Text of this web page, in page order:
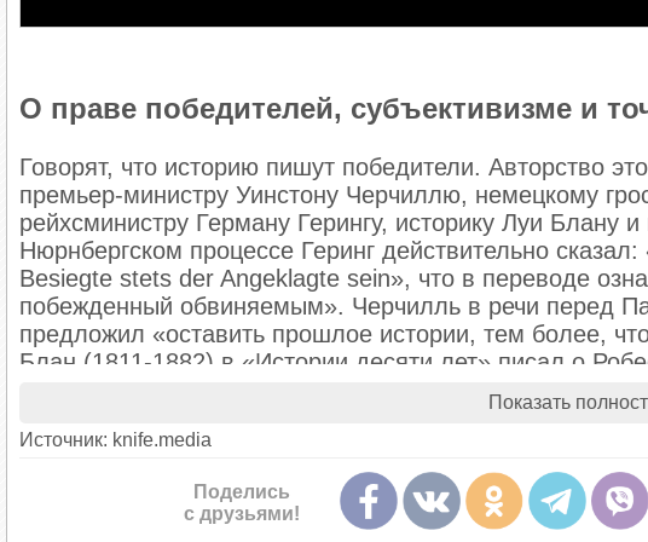
О праве победителей, субъективизме и
Говорят, что историю пишут победители. Авторство
премьер-министру Уинстону Черчиллю, немецкому
рейхсминистру Герману Герингу, историку Луи
Нюрнбергском процессе Геринг действительно
Besiegte stets der Angeklagte sein», что в переводе
побежденный обвиняемым». Черчилль в речи перед
предложил «оставить прошлое истории, тем более,
Блан (1811-1882) в «Истории десяти лет» писал о
написана победителями», а в «Истории Французской
побежденных, написанная победителями». Альфред
Первой Мировой войне в «Воспоминаниях» 1919 года
И, наконец, Оруэлл — 4 февраля 1944 года в газете
В 1891 году сенатор от штата Миссури Джордж Грэм
Показать
Источник: knife.media
Поделись
с друзьями!